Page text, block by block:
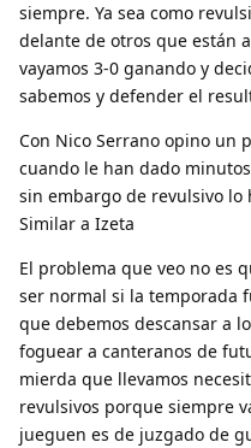
siempre. Ya sea como
delante de otros que están
vayamos 3-0 ganando y
sabemos y defender el
Con Nico Serrano opino un
cuando le han dado
sin embargo de revulsivo
Similar a Izeta
El problema que veo no es
ser normal si la temporada
que debemos descansar a
foguear a canteranos de
mierda que llevamos
revulsivos porque siempre
jueguen es de juzgado de